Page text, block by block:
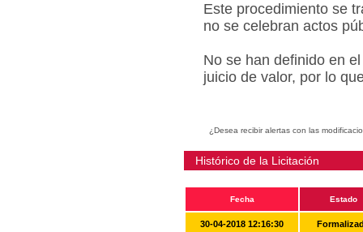
Este procedimiento se
no se celebran actos
No se han definido en
juicio de valor, por lo
¿Desea recibir alertas con las
Histórico de la Licitación
Fecha Estado
30-04-2018 12:16:30